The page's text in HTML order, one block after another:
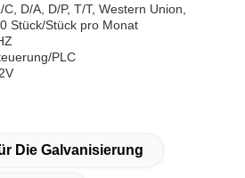
D/A, D/P, T/T, Western Union,
Stück/Stück pro Monat
PLC
Die Galvanisierung